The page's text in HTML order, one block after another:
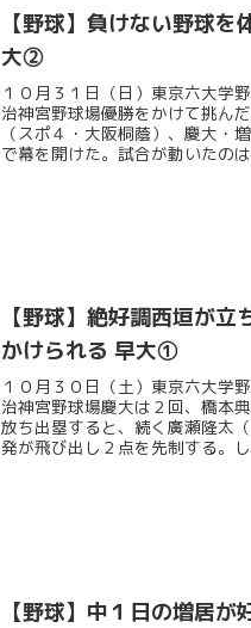
【野球】負けない野球
大➁
１０月３１日（日）東京六大
治神宮野球場優勝をかけて挑ん
（スポ４・大阪桐蔭）、慶大・
で幕を開けた。試合が動いたの
【野球】絶好調西垣が
かけられる 早大①
１０月３０日（土）東京六大
治神宮野球場慶大は２回、橋本
放ち出塁すると、続く廣瀬隆太
発が飛び出し２点を先制する。
【野球】中１日の増居